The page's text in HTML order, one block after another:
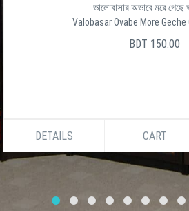
ভালোবাসার অভাবে মরে গেছে
Valobasar Ovabe More
BDT 150.00
DETAILS CART